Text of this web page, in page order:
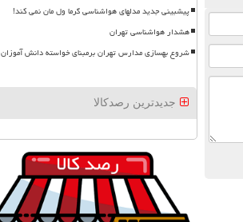
پیشبینی جدید مدلهای هواشناسی گرما ول مان نمی کند!
هشدار هواشناسی تهران
شروع بهسازی مدارس تهران برمبنای خواسته دانش آموزان
جدیدترین رصدکالا